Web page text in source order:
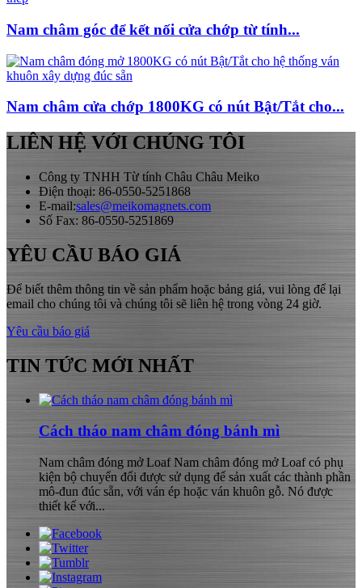
Nam châm góc để kết nối cửa chớp từ tính...
Nam châm cửa chớp 1800KG có nút Bật/Tắt cho...
LIÊN HỆ VỚI CHÚNG TÔI
Công ty TNHH Từ tính Châu Châu Meiko
Điện thoại: 86-0550-5251868
E-mail:sales@meikomagnets.com
Số Fax: 86-0550-5251869
YÊU CẦU BÁO GIÁ
Để biết thêm thông tin về sản phẩm hoặc bảng giá, vui lòng để lại
email cho chúng tôi và chúng tôi sẽ liên hệ trong vòng 24 giờ.
Yêu cầu báo giá
TIN TỨC MỚI NHẤT
Cách tháo nam châm đóng bánh mì
Nam châm đóng mở Loaf Nam châm đóng mở Loaf có phụ
kiện bộ chuyển đổi được sử dụng để sản xuất các thành phần
mô-đun đúc sẵn, với ván ép hoặc ván khuôn gỗ. Nó được
thiết kế với...